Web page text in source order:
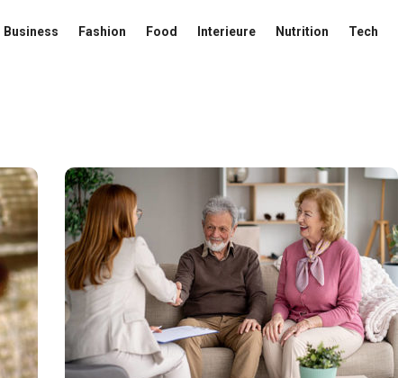
Business Fashion Food Interieure Nutrition Tech